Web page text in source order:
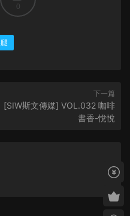
0
下一篇
[SIW斯文傳媒] VOL.032 咖啡
書香-悅悅